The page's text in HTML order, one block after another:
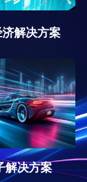
解决方案
解决方案